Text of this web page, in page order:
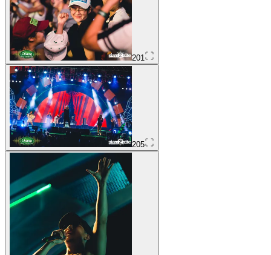
201
205